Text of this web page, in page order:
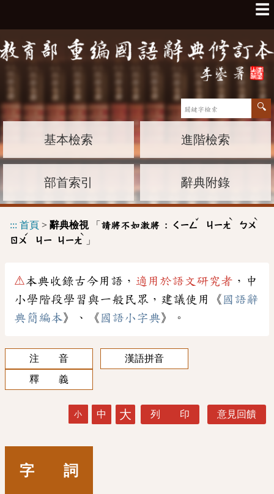
☰
基本檢索 進階檢索
部首索引 辭典附錄
::: 首頁 > 辭典檢視「 請將不如激將 : ㄑㄧㄥ
ˇ
ㄐㄧㄤ
ˋ
ㄅㄨ
ˋ
ㄖㄨ
ˊ
ㄐㄧ ㄐㄧㄤ
ˋ
」
⚠本典收錄古今用語， 適用於語文研究者 ，中
小學階段學習與一般民眾，建議使用《 國語辭
典簡編本》、《 國語小字典》。
注 音
漢語拼音
釋 義
小 中 大 列 印 意見回饋
字 詞